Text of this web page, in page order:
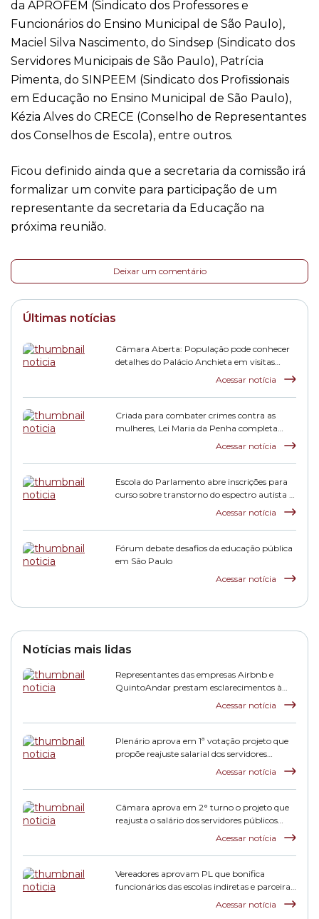
da APROFEM (Sindicato dos Professores e
Funcionários do Ensino Municipal de São Paulo),
Maciel Silva Nascimento, do Sindsep (Sindicato dos
Servidores Municipais de São Paulo), Patrícia
Pimenta, do SINPEEM (Sindicato dos Profissionais
em Educação no Ensino Municipal de São Paulo),
Kézia Alves do CRECE (Conselho de Representantes
dos Conselhos de Escola), entre outros.
Ficou definido ainda que a secretaria da comissão irá
formalizar um convite para participação de um
representante da secretaria da Educação na
próxima reunião.
Deixar um comentário
Últimas notícias
Câmara Aberta: População pode conhecer
detalhes do Palácio Anchieta em visitas
Acessar notícia
Criada para combater crimes contra as
mulheres, Lei Maria da Penha completa
Acessar notícia
Escola do Parlamento abre inscrições para
curso sobre transtorno do espectro autista e
Acessar notícia
Fórum debate desafios da educação pública
em São Paulo
Acessar notícia
Notícias mais lidas
Representantes das empresas Airbnb e
QuintoAndar prestam esclarecimentos à
Acessar notícia
Plenário aprova em 1ª votação projeto que
propõe reajuste salarial dos servidores
Acessar notícia
Câmara aprova em 2° turno o projeto que
reajusta o salário dos servidores públicos
Acessar notícia
Vereadores aprovam PL que bonifica
funcionários das escolas indiretas e parceiras
Acessar notícia